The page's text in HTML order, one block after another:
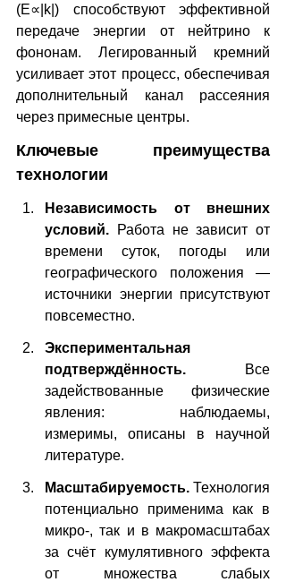
(Е∝|k|) способствуют эффективной
передаче энергии от нейтрино к
фононам. Легированный кремний
усиливает этот процесс, обеспечивая
дополнительный канал рассеяния
через примесные центры.
Ключевые преимущества
технологии
Независимость от внешних
условий.
Работа не зависит от
времени суток, погоды или
географического положения —
источники энергии присутствуют
повсеместно.
Экспериментальная
подтверждённость.
Все
задействованные физические
явления: наблюдаемы,
измеримы, описаны в научной
литературе.
Масштабируемость. Технология
потенциально применима как в
микро-, так и в макромасштабах
за счёт кумулятивного эффекта
от множества слабых